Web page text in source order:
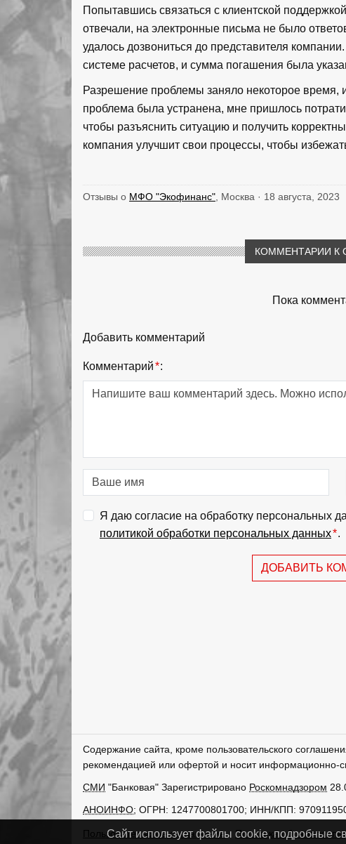
Попытавшись связаться с клиентской
отвечали, на электронные письма не было
удалось дозвониться до представителя
системе расчетов, и сумма погашения была
Разрешение проблемы заняло некоторое время,
проблема была устранена, мне пришлось
чтобы разъяснить ситуацию и получить
компания улучшит свои процессы, чтобы
Отзывы о МФО "Экофинанс" , Москва · 18 августа, 2023
КОММЕНТАРИИ К
Пока
Добавить комментарий
Комментарий*:
Я даю согласие на обработку персональных
политикой обработки персональных данных*.
ДОБАВИТЬ
Содержание сайта, кроме пользовательского
рекомендацией или офертой и носит информационно-
СМИ "Банковая" Зарегистрировано Роскомнадзором
АНОИНФО; ОГРН: 1247700801700; ИНН/КПП:
Пользовательское соглашение Политика обработки
Сайт использует файлы cookie, подробные